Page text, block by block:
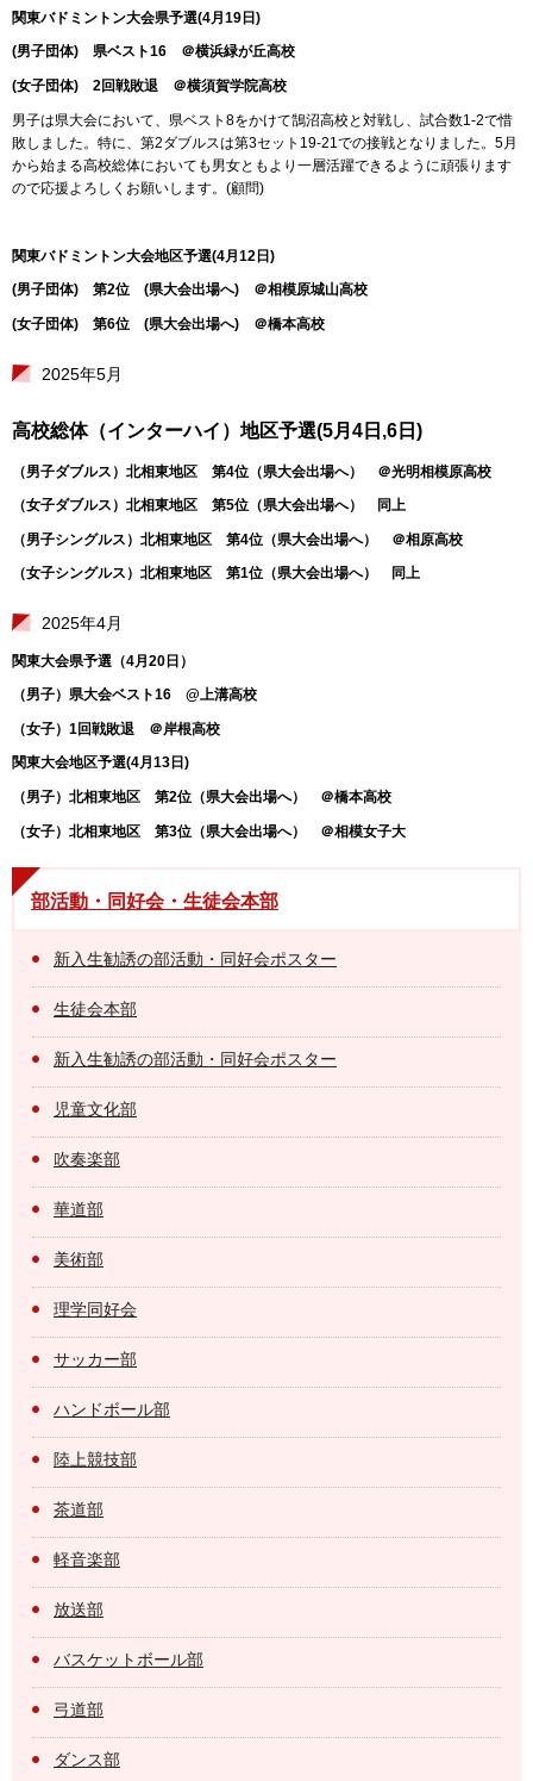
関東バドミントン大会県予選(4月19日)
(男子団体) 県ベスト16 ＠横浜緑が丘高校
(女子団体) 2回戦敗退 ＠横須賀学院高校
男子は県大会において、県ベスト8をかけて鵠沼高校と対戦し、試合数1-2で惜
敗しました。特に、第2ダブルスは第3セット19-21での接戦となりました。5月
から始まる高校総体においても男女ともより一層活躍できるように頑張ります
ので応援よろしくお願いします。(顧問)
関東バドミントン大会地区予選(4月12日)
(男子団体) 第2位 (県大会出場へ) ＠相模原城山高校
(女子団体) 第6位 (県大会出場へ) ＠橋本高校
2025年5月
高校総体（インターハイ）地区予選(5月4日,6日)
（男子ダブルス）北相東地区 第4位（県大会出場へ） ＠光明相模原高校
（女子ダブルス）北相東地区 第5位（県大会出場へ） 同上
（男子シングルス）北相東地区 第4位（県大会出場へ） ＠相原高校
（女子シングルス）北相東地区 第1位（県大会出場へ） 同上
2025年4月
関東大会県予選（4月20日）
（男子）県大会ベスト16 @上溝高校
（女子）1回戦敗退 ＠岸根高校
関東大会地区予選(4月13日)
（男子）北相東地区 第2位（県大会出場へ） ＠橋本高校
（女子）北相東地区 第3位（県大会出場へ） ＠相模女子大
部活動・同好会・生徒会本部
新入生勧誘の部活動・同好会ポスター
生徒会本部
新入生勧誘の部活動・同好会ポスター
児童文化部
吹奏楽部
華道部
美術部
理学同好会
サッカー部
ハンドボール部
陸上競技部
茶道部
軽音楽部
放送部
バスケットボール部
弓道部
ダンス部